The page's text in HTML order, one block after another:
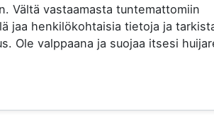
Vältä vastaamasta tuntemattomiin
jaa henkilökohtaisia tietoja ja
Ole valppaana ja suojaa itsesi